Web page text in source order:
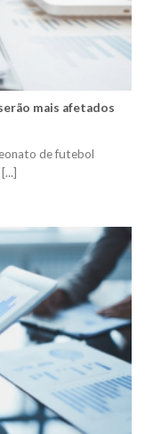
mais afetados
de futebol